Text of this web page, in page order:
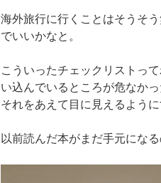
海外旅行に行くことはそうそ
でいいかなと。
こういったチェックリストっ
い込んでいるところが危なかっ
それをあえて目に見えるよう
以前読んだ本がまだ手元にな